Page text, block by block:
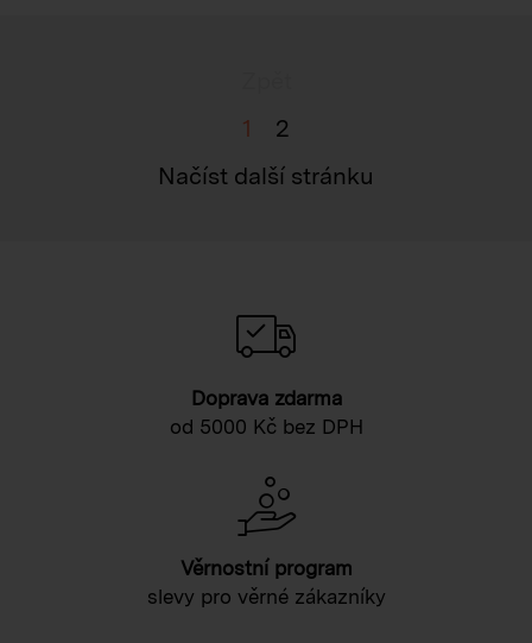
1
2
Načíst další stránku
Doprava zdarma
od 5000 Kč bez DPH
Věrnostní program
slevy pro věrné zákazníky